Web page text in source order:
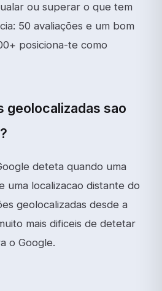
ou superar o que tem
50 avaliações e um bom
posiciona-te como
geolocalizadas sao
deteta quando uma
uma localizacao distante do
geolocalizadas desde a
mais dificeis de detetar
o Google.